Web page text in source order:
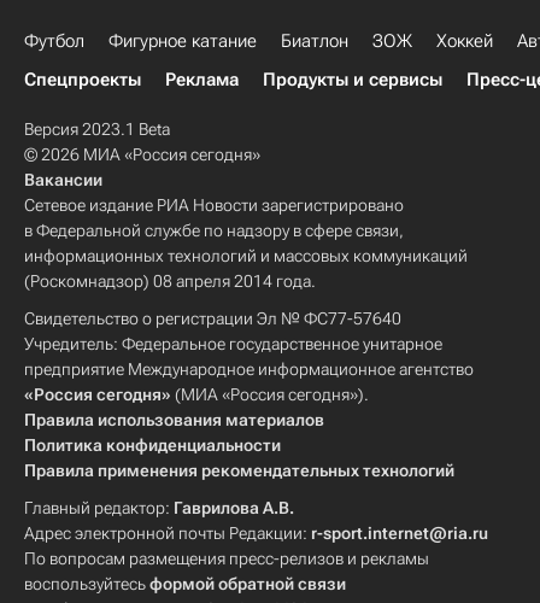
Футбол Фигурное катание Биатлон ЗОЖ Хоккей
Спецпроекты
Реклама Продукты и сервисы Пресс-
Версия 2023.1 Beta
© 2026 МИА «Россия сегодня»
Вакансии
Сетевое издание РИА Новости зарегистрировано
в Федеральной службе по надзору в сфере связи,
информационных технологий и массовых коммуникаций
(Роскомнадзор) 08 апреля 2014 года.
Свидетельство о регистрации Эл № ФС77-57640
Учредитель: Федеральное государственное унитарное
предприятие Международное информационное агентство
«Россия сегодня» (МИА «Россия сегодня»).
Правила использования материалов
Политика конфиденциальности
Правила применения рекомендательных технологий
Главный редактор: Гаврилова А.В.
Адрес электронной почты Редакции: r-sport.internet@ria.ru
По вопросам размещения пресс-релизов и рекламы
воспользуйтесьформой обратной связи